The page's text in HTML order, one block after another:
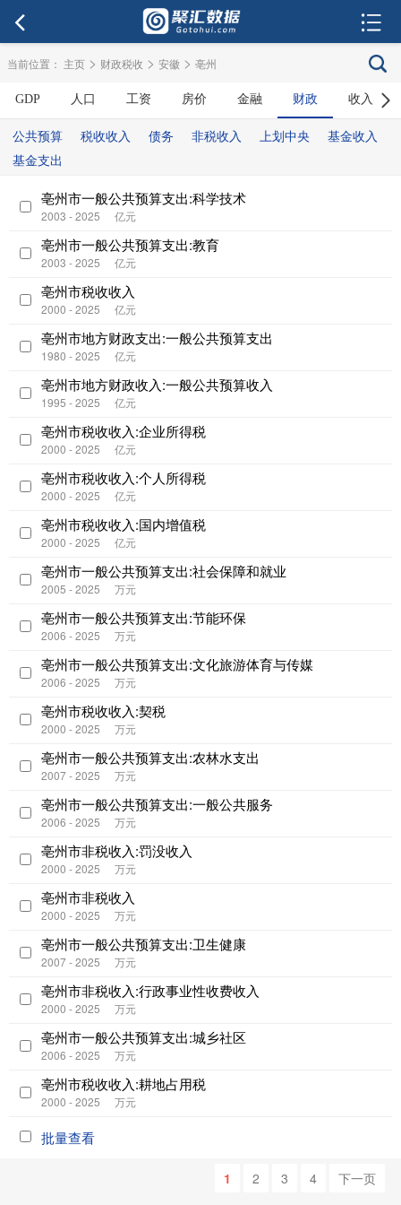
当前位置： 主页 > 财政税收 > 安徽 > 亳州
GDP 人口 工资 房价 金融 财政 收入
公共预算 税收收入 债务 非税收入 上划中央
基金收入
基金支出
亳州市一般公共预算支出:科学技术
2003 - 2025 亿元
亳州市一般公共预算支出:教育
2003 - 2025 亿元
亳州市税收收入
2000 - 2025 亿元
亳州市地方财政支出:一般公共预算支出
1980 - 2025 亿元
亳州市地方财政收入:一般公共预算收入
1995 - 2025 亿元
亳州市税收收入:企业所得税
2000 - 2025 亿元
亳州市税收收入:个人所得税
2000 - 2025 亿元
亳州市税收收入:国内增值税
2000 - 2025 亿元
亳州市一般公共预算支出:社会保障和就业
2005 - 2025 万元
亳州市一般公共预算支出:节能环保
2006 - 2025 万元
亳州市一般公共预算支出:文化旅游体育与传媒
2006 - 2025 万元
亳州市税收收入:契税
2000 - 2025 万元
亳州市一般公共预算支出:农林水支出
2007 - 2025 万元
亳州市一般公共预算支出:一般公共服务
2006 - 2025 万元
亳州市非税收入:罚没收入
2000 - 2025 万元
亳州市非税收入
2000 - 2025 万元
亳州市一般公共预算支出:卫生健康
2007 - 2025 万元
亳州市非税收入:行政事业性收费收入
2000 - 2025 万元
亳州市一般公共预算支出:城乡社区
2006 - 2025 万元
亳州市税收收入:耕地占用税
2000 - 2025 万元
批量查看
1 2 3 4 下一页